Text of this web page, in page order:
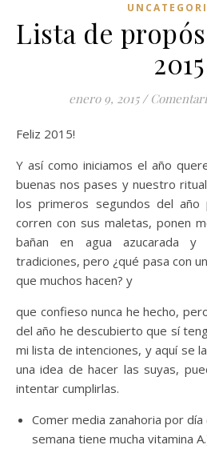
Lista de
2015
enero 9, 2015 /
Feliz 2015!
Y así como iniciamos el año
buenas nos pases y nuestro
los primeros segundos del año
corren con sus maletas, ponen
bañan en agua azucarada
tradiciones, pero ¿qué pasa con
que muchos hacen? y
que confieso nunca he hecho,
del año he descubierto que sí
mi lista de intenciones, y aquí se
una idea de hacer las suyas,
intentar cumplirlas.
Comer media zanahoria por
semana tiene mucha vitamina